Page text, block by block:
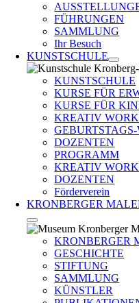
FÜHRUNGEN
SAMMLUNG
Ihr Besuch
KUNSTSCHULE
KUNSTSCHULE
KURSE FÜR
KURSE FÜR
KREATIV
DOZENTEN
PROGRAMM
KREATIV
DOZENTEN
Förderverein
KRONBERGER
KRONBERGER
GESCHICHTE
STIFTUNG
SAMMLUNG
KÜNSTLER